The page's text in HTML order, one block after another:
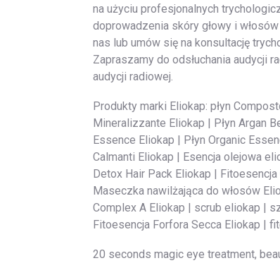
na użyciu profesjonalnych
doprowadzenia skóry głowy i
nas lub umów się na konsultację
Zapraszamy do odsłuchania audycji
audycji radiowej.
Produkty marki Eliokap: płyn
Mineralizzante Eliokap | Płyn Argan
Essence Eliokap | Płyn Organic
Calmanti Eliokap | Esencja olejowa
Detox Hair Pack Eliokap |
Maseczka nawilżająca do włosów
Complex A Eliokap | scrub eliokap |
Fitoesencja Forfora Secca Eliokap |
20 seconds magic eye treatment,